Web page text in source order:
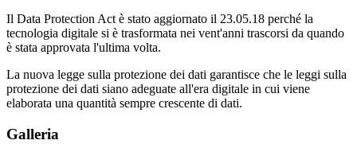
Il Data Protection Act è stato aggiornato il 23.05.18 perché la
tecnologia digitale si è trasformata nei vent'anni trascorsi da quando
è stata approvata l'ultima volta.
La nuova legge sulla protezione dei dati garantisce che le leggi sulla
protezione dei dati siano adeguate all'era digitale in cui viene
elaborata una quantità sempre crescente di dati.
Galleria